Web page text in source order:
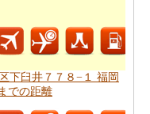
空港までの移動時間
ってしょよう時間は
多区下臼井７７８−１
沖縄県国頭郡伊江
ます。
下臼井７７８−１ 福岡
での距離